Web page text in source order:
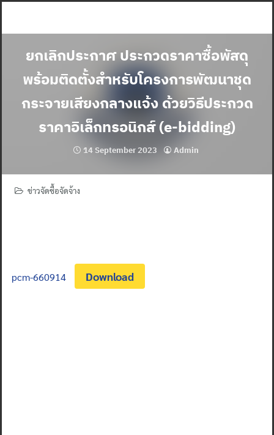
ยกเลิกประกาศ ประกวดราคาซื้อพัสดุ
พร้อมติดตั้งสำหรับโครงการพัฒนาชุด
กระจายเสียงกลางแจ้ง ด้วยวิธีประกวด
ราคาอิเล็กทรอนิกส์ (e-bidding)
14 September 2023 Admin
ข่าวจัดซื้อจัดจ้าง
pcm-660914 Download